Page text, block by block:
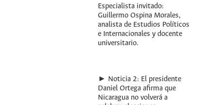
Especialista invitado:
Guillermo Ospina Morales,
analista de Estudios Políticos
e Internacionales y docente
universitario.
► Noticia 2: El presidente
Daniel Ortega afirma que
Nicaragua no volverá a